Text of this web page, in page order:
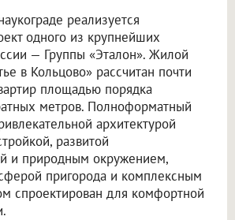
реализуется
одного из крупнейших
— Группы «Эталон». Жилой
в Кольцово» рассчитан почти
площадью порядка
метров. Полноформатный
архитектурой
развитой
и природным окружением,
пригорода и комплексным
спроектирован для комфортной